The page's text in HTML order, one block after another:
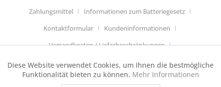
Zahlungsmittel
Informationen zum Batteriegesetz
Kontaktformular
Kundeninformationen
Versandkosten / Lieferbeschränkungen
Widerrufsbelehrung & Muster-Widerrufsformular
Datenschutzerklärung
Allgemeine Geschäftsbedingungen
Funktionale Aktiv
Diese Website verwendet Cookies, um Ihnen die bestmögliche
Funktionalität bieten zu können. Mehr Informationen